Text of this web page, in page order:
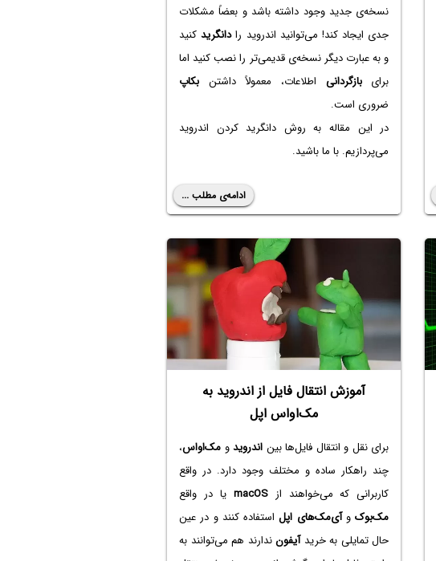
نسخه‌ی جدید وجود داشته باشد و بعضاً مشکلات
جدی ایجاد کند! می‌توانید اندروید رادانگریدکنید
و به عبارت دیگر نسخه‌ی قدیمی‌تر را نصب کنید اما
برایبازگردانی اطلاعات، معمولاً داشتنبکاپ
ضروری است.
در این مقاله به روش دانگرید کردن اندروید
می‌پردازیم. با ما باشید.
ادامه‌ی مطلب ...
آموزش انتقال فایل از اندروید به
مک‌او‌اس اپل
برای نقل و انتقال فایل‌ها بین اندرویدومک‌او‌اس،
چند راهکار ساده و مختلف وجود دارد. در واقع
کاربرانی که می‌خواهند ازmacOS یا در واقع
مک‌بوکوآی‌مک‌های اپلاستفاده کنند و در عین
حال تمایلی به خریدآیفونندارند هم می‌توانند به